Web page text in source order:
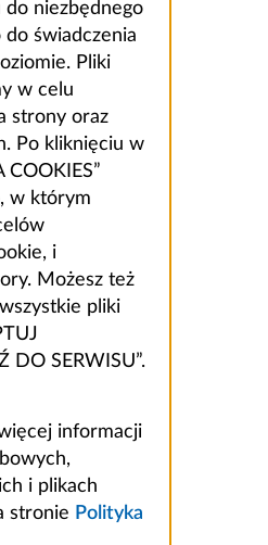
niezbędnego
świadczenia
Pliki
w celu
strony oraz
Po kliknięciu w
COOKIES”
w którym
i
Możesz też
pliki
DO SERWISU”.
informacji
i plikach
stronie Polityka